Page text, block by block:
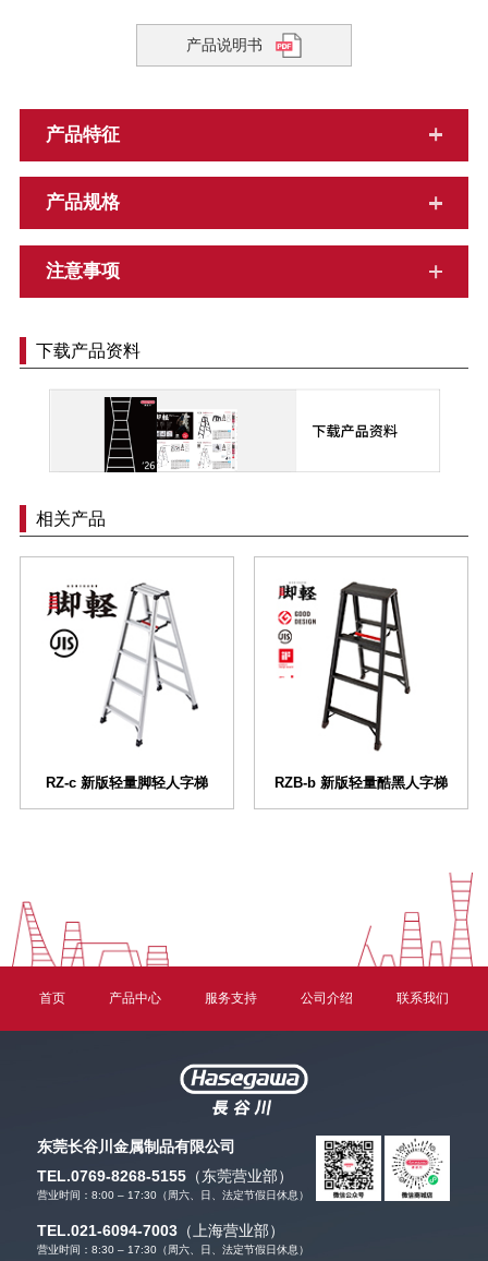
产品说明书
产品特征
产品规格
注意事项
下载产品资料
相关产品
RZ-c 新版轻量脚轻人字梯 RZB-b 新版轻量酷黑人字梯
首页 产品中心 服务支持 公司介绍 联系我们
东莞长谷川金属制品有限公司
TEL.0769-8268-5155（东莞营业部）
营业时间：8:00 – 17:30（周六、日、法定节假日休息）
TEL.021-6094-7003（上海营业部）
营业时间：8:30 – 17:30（周六、日、法定节假日休息）